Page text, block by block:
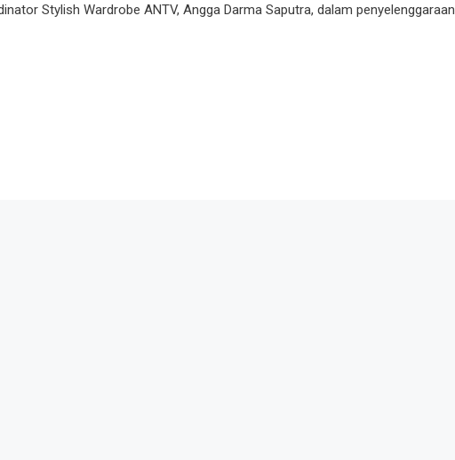
Stylish Wardrobe ANTV, Angga Darma Saputra, dalam penyelenggaraan